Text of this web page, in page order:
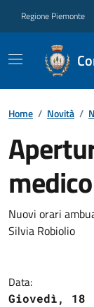
Regione Piemonte
Home / Novità /
medico
Nuovi orari
Silvia Robiolio
Data:
Giovedì, 18